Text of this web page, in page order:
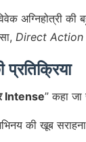
अग्निहोत्री की
Direct Action
Intense” कहा जा
की खूब